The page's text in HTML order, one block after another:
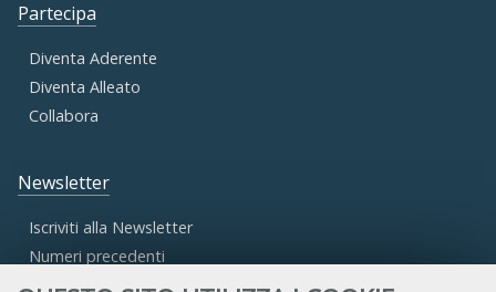
Partecipa
Diventa Aderente
Diventa Alleato
Collabora
Newsletter
Iscriviti alla Newsletter
Numeri precedenti